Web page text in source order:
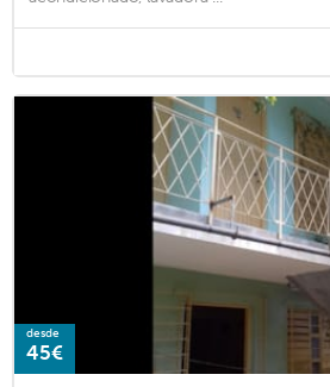
desde
45€